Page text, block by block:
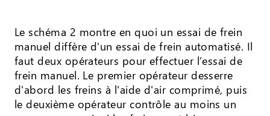
Le schéma 2 montre en quoi un essai de frein
manuel diffère d'un essai de frein automatisé. Il
faut deux opérateurs pour effectuer l’essai de
frein manuel. Le premier opérateur desserre
d'abord les freins à l'aide d'air comprimé, puis
le deuxième opérateur contrôle au moins un